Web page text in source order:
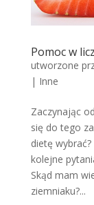
Pomoc w
utworzone
| Inne
Zaczynając
się do tego
dietę
kolejne
Skąd mam
ziemniaku?...